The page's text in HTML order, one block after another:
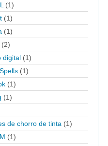
(1)
(1)
(1)
(2)
digital (1)
(1)
(1)
(1)
de chorro de tinta (1)
(1)